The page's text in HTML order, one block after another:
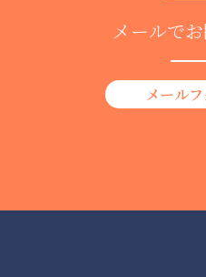
メールで
メール